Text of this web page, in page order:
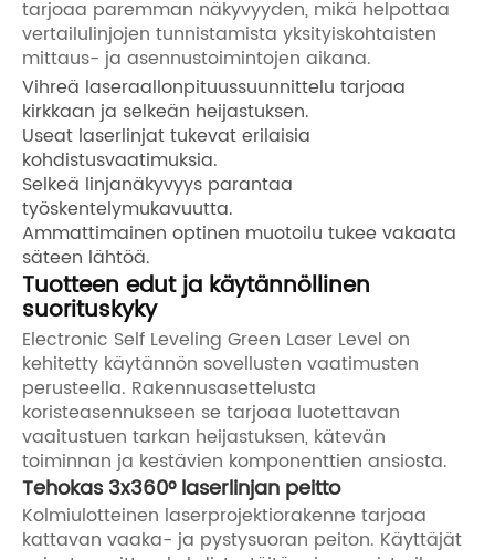
tarjoaa paremman näkyvyyden, mikä helpottaa
vertailulinjojen tunnistamista yksityiskohtaisten
mittaus- ja asennustoimintojen aikana.
Vihreä laseraallonpituussuunnittelu tarjoaa
kirkkaan ja selkeän heijastuksen.
Useat laserlinjat tukevat erilaisia ​​
kohdistusvaatimuksia.
Selkeä linjanäkyvyys parantaa
työskentelymukavuutta.
Ammattimainen optinen muotoilu tukee vakaata
säteen lähtöä.
Tuotteen edut ja käytännöllinen
suorituskyky
Electronic Self Leveling Green Laser Level on
kehitetty käytännön sovellusten vaatimusten
perusteella. Rakennusasettelusta
koristeasennukseen se tarjoaa luotettavan
vaaitustuen tarkan heijastuksen, kätevän
toiminnan ja kestävien komponenttien ansiosta.
Tehokas 3x360° laserlinjan peitto
Kolmiulotteinen laserprojektiorakenne tarjoaa
kattavan vaaka- ja pystysuoran peiton. Käyttäjät